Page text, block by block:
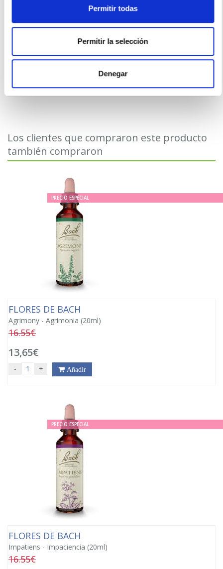
Permitir todas
Permitir la selección
Denegar
FLORES DE BACH
Wild Rose - Escaramujo o Rosa Silvestre (20ml)
13,65€
Los clientes que compraron este producto
también compraron
PRECIO ESPECIAL
FLORES DE BACH
Agrimony - Agrimonia (20ml)
16.55€
13,65€
- + Añadir
PRECIO ESPECIAL
FLORES DE BACH
Impatiens - Impaciencia (20ml)
16.55€